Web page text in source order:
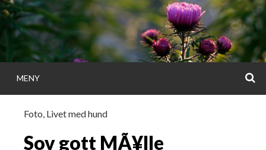
Gå
direkt
till
innehållet
i ord & bild
MENY
Foto, Livet med hund
Sov gott MÃ¥lle